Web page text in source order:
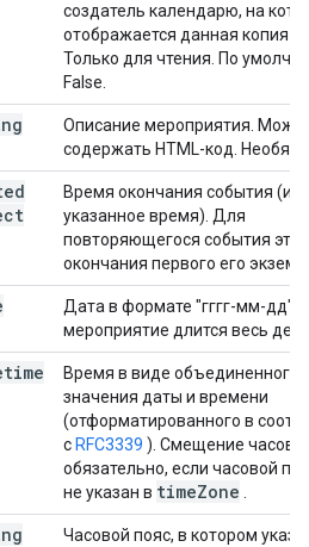
создатель календарю, на
отображается данная копия
Только для чтения. По
False.
Описание мероприятия.
содержать HTML-код.
Время окончания события
указанное время). Для
повторяющегося события это
окончания первого его
Дата в формате "гггг-мм-дд",
мероприятие длится весь
Время в виде объединенного
значения даты и времени
(отформатированного в
с RFC3339 ). Смещение
обязательно, если часовой
не указан в timeZone
Часовой пояс, в котором